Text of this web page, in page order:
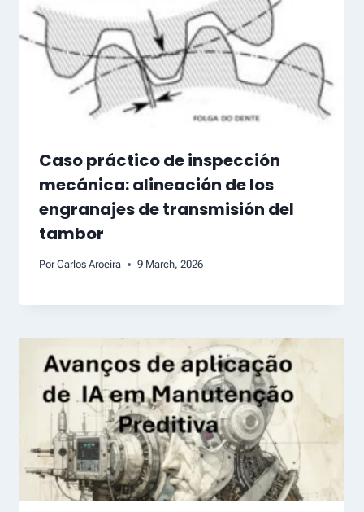
Caso práctico de inspección
mecánica: alineación de los
engranajes de transmisión del
tambor
Por Carlos Aroeira 9 March, 2026